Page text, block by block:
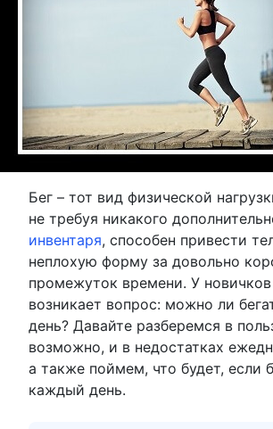
Бег – тот вид физической
не требуя никакого
инвентаря, способен привести
неплохую форму за довольно
промежуток времени. У новичков
возникает вопрос: можно ли
день? Давайте разберемся в
возможно, и в недостатках
а также поймем, что будет, если
каждый день.